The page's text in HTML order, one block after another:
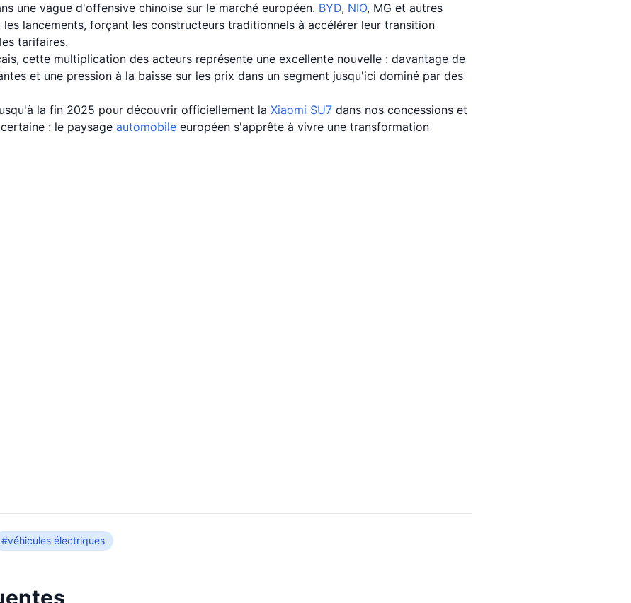
une vague d'offensive chinoise sur le marché européen. BYD, NIO, MG et autres
lancements, forçant les constructeurs traditionnels à accélérer leur transition
tarifaires.
cette multiplication des acteurs représente une excellente nouvelle : davantage de
et une pression à la baisse sur les prix dans un segment jusqu'ici dominé par des
la fin 2025 pour découvrir officiellement la Xiaomi SU7 dans nos concessions et
: le paysage automobile européen s'apprête à vivre une transformation
#véhicules électriques